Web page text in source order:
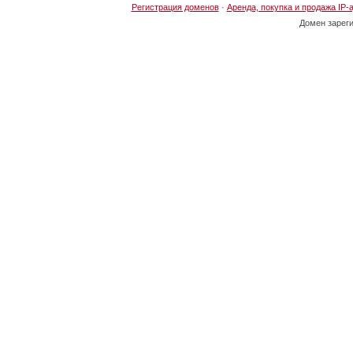
Регистрация доменов· Аренда, покупка и продажа IP-
Домен